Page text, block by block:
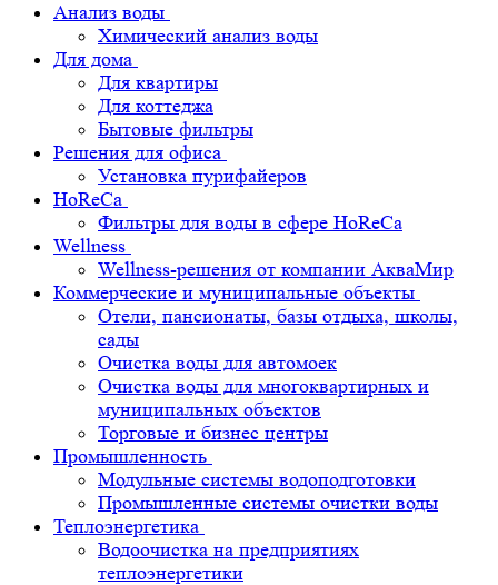
Анализ воды
Химический анализ воды
Для дома
Для квартиры
Для коттеджа
Бытовые фильтры
Решения для офиса
Установка пурифайеров
HoReCa
Фильтры для воды в сфере HoReCa
Wellness
Wellness-решения от компании АкваМир
Коммерческие и муниципальные объекты
Отели, пансионаты, базы отдыха, школы,
сады
Очистка воды для автомоек
Очистка воды для многоквартирных и
муниципальных объектов
Торговые и бизнес центры
Промышленность
Модульные системы водоподготовки
Промышленные системы очистки воды
Теплоэнергетика
Водоочистка на предприятиях
теплоэнергетики